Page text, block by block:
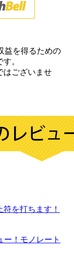
益を得るための
。
はございませ
を打ちます！
！モノレート